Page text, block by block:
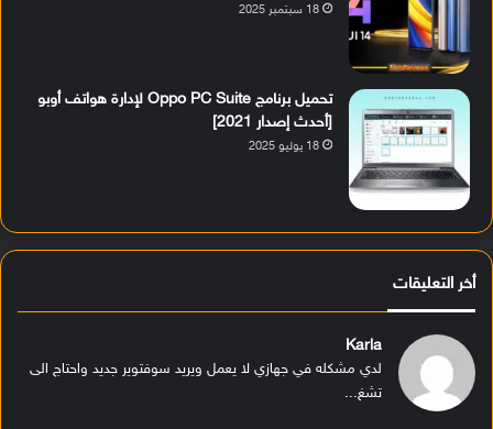
18 سبتمبر 2025
تحميل برنامج Oppo PC Suite لإدارة هواتف أوبو
[أحدث إصدار 2021]
18 يوليو 2025
أخر التعليقات
Karla
لدي مشكله في جهازي لا يعمل ويريد سوفتوير جديد واحتاج الى
تشغ...